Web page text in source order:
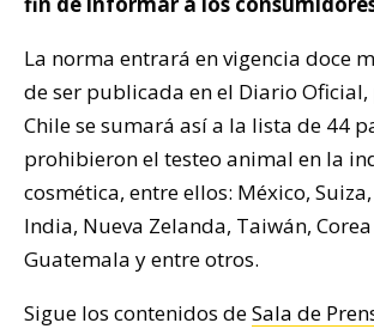
La norma entrará en vigencia doce
de ser publicada en el Diario
Chile se sumará así a la lista de 44
prohibieron el testeo animal en la
cosmética, entre ellos: México,
India, Nueva Zelanda, Taiwán,
Guatemala y entre otros.
Sigue los contenidos deSala de